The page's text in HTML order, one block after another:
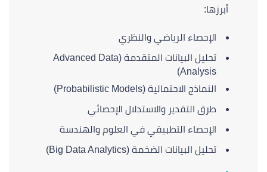
أبرزها:
الإحصاء الرياضي والنظري
تحليل البيانات المتقدمة (Advanced Data
Analysis)
النماذج الاحتمالية (Probabilistic Models)
طرق التقدير والاستدلال الإحصائي
الإحصاء التطبيقي في العلوم والهندسة
تحليل البيانات الضخمة (Big Data Analytics)